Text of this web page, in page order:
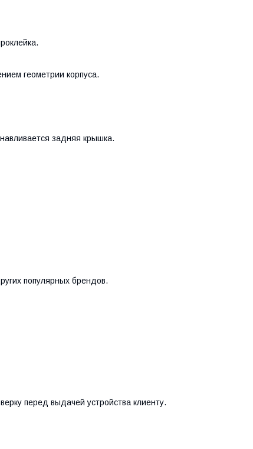
геометрии корпуса.
задняя крышка.
популярных брендов.
перед выдачей устройства клиенту.